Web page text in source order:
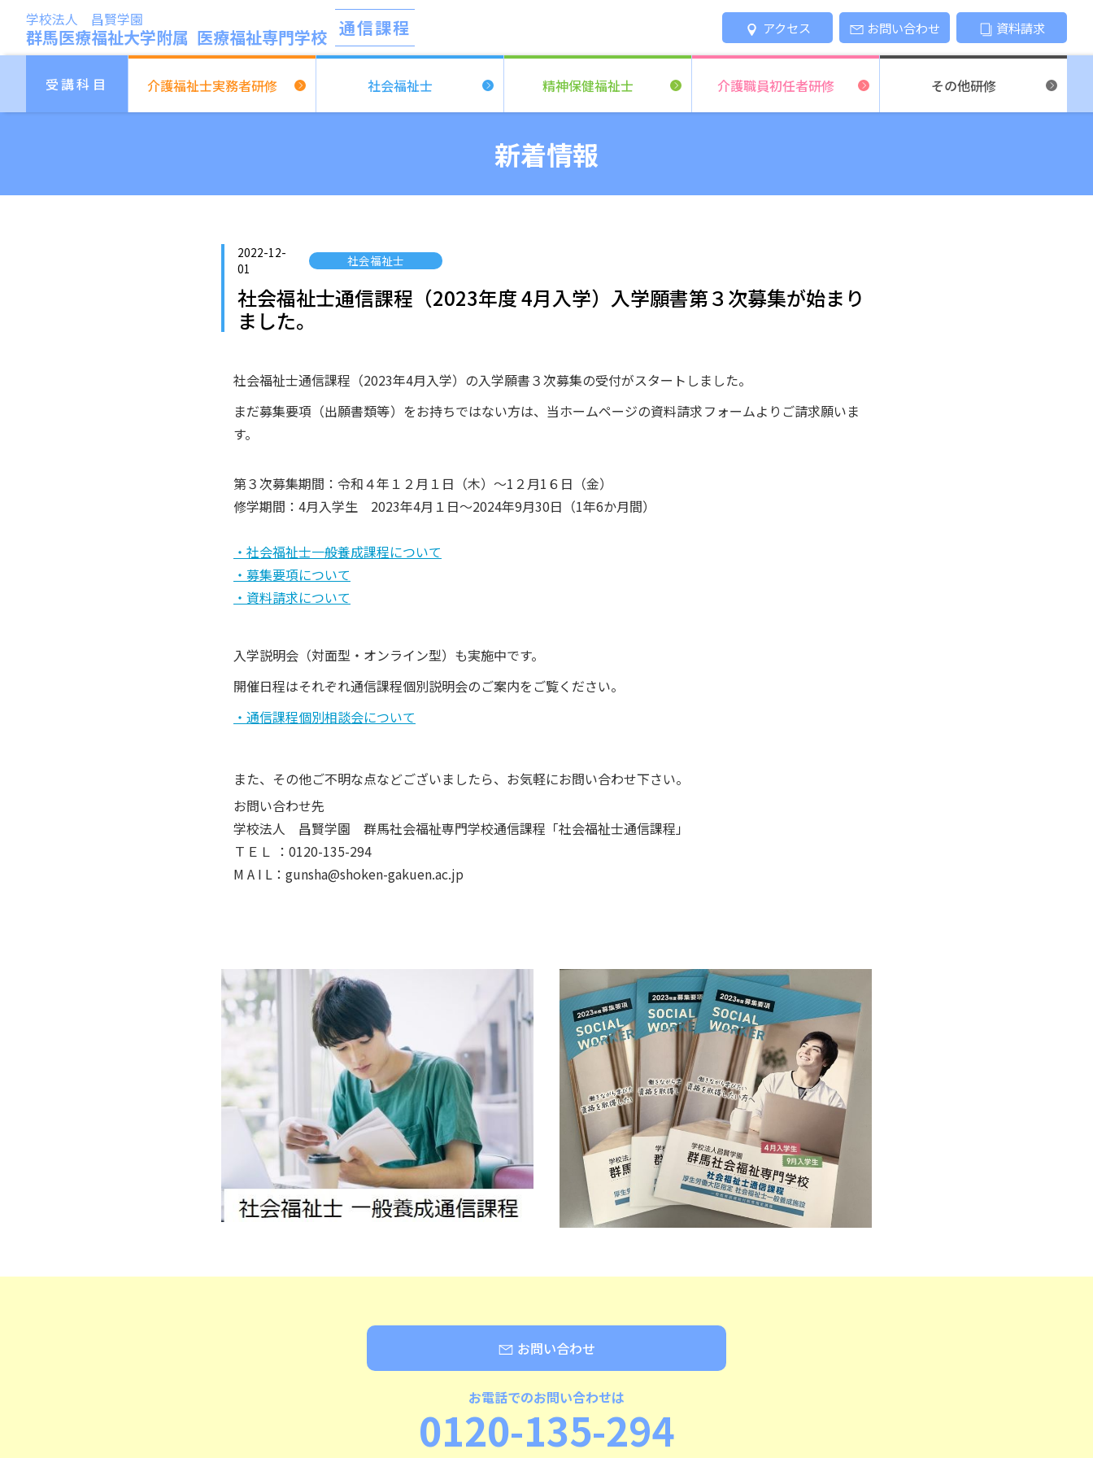
学校法人 昌賢学園
群馬医療福祉大学附属 医療福祉専門学校 通信課程 アクセス お問い合わせ 資料請求
受講科目 介護福祉士実務者研修 社会福祉士 精神保健福祉士 介護職員初任者研修 その他研修
新着情報
2022-12-
01
社会福祉士
社会福祉士通信課程（2023年度 4月入学）入学願書第３次募集が始まり
ました。
社会福祉士通信課程（2023年4月入学）の入学願書３次募集の受付がスタートしました。
まだ募集要項（出願書類等）をお持ちではない方は、当ホームページの資料請求フォームよりご請求願いま
す。
第３次募集期間：令和４年１２月１日（木）～1２月1６日（金）
修学期間：4月入学生 2023年4月１日～2024年9月30日（1年6か月間）
・社会福祉士一般養成課程について
・募集要項について
・資料請求について
入学説明会（対面型・オンライン型）も実施中です。
開催日程はそれぞれ通信課程個別説明会のご案内をご覧ください。
・通信課程個別相談会について
また、その他ご不明な点などございましたら、お気軽にお問い合わせ下さい。
お問い合わせ先
学校法人 昌賢学園 群馬社会福祉専門学校通信課程「社会福祉士通信課程」
ＴＥＬ ：0120-135-294
M A I L：gunsha@shoken-gakuen.ac.jp
お問い合わせ
お電話でのお問い合わせは
0120-135-294